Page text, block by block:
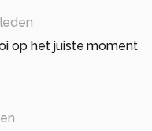
op het juiste moment